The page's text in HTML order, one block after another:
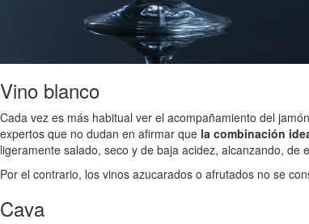
Vino blanco
Cada vez es más habitual ver el acompañamiento del
expertos que no dudan en afirmar que la combinación
ligeramente salado, seco y de baja acidez, alcanzando,
Por el contrario, los vinos azucarados o afrutados no se
Cava